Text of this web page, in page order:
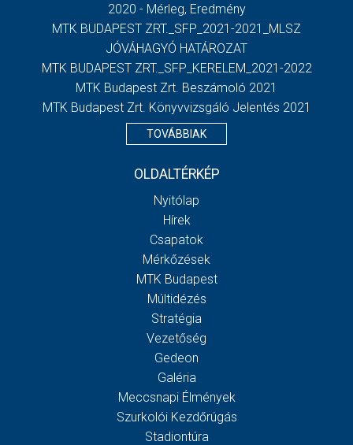
2020 - Mérleg, Eredmény
MTK BUDAPEST ZRT._SFP_2021-2021_MLSZ
JÓVÁHAGYÓ HATÁROZAT
MTK BUDAPEST ZRT._SFP_KERELEM_2021-2022
MTK Budapest Zrt. Beszámoló 2021
MTK Budapest Zrt. Könyvvizsgáló Jelentés 2021
TOVÁBBIAK
OLDALTÉRKÉP
Nyitólap
Hírek
Csapatok
Mérkőzések
MTK Budapest
Múltidézés
Stratégia
Vezetőség
Gedeon
Galéria
Meccsnapi Élmények
Szurkolói Kezdőrúgás
Stadiontúra